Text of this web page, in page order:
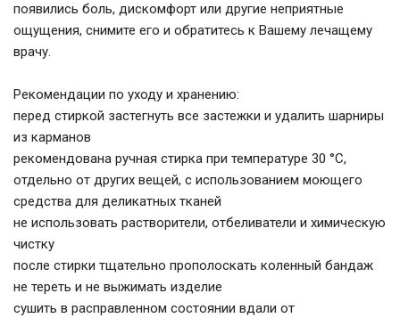
появились боль, дискомфорт или другие неприятные
ощущения, снимите его и обратитесь к Вашему лечащему
врачу.
Рекомендации по уходу и хранению:
перед стиркой застегнуть все застежки и удалить шарниры
из карманов
рекомендована ручная стирка при температуре 30 °C,
отдельно от других вещей, с использованием моющего
средства для деликатных тканей
не использовать растворители, отбеливатели и химическую
чистку
после стирки тщательно прополоскать коленный бандаж
не тереть и не выжимать изделие
сушить в расправленном состоянии вдали от